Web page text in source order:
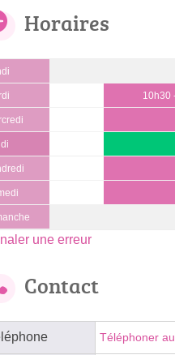
Horaires
10h30
une erreur
Contact
Téléphoner